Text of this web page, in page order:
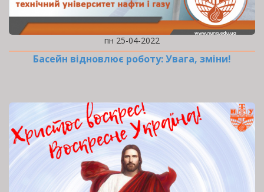
пн 25-04-2022
Басейн відновлює роботу: Увага, зміни!